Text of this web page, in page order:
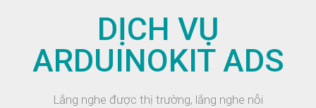
DỊCH VỤ
ARDUINOKIT ADS
Lắng nghe được thị trường, lắng nghe nỗi